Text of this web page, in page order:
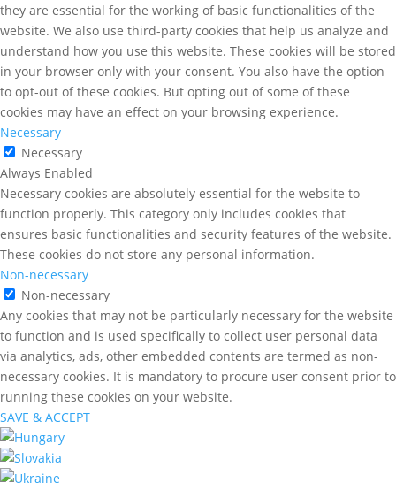
they are essential for the working of basic functionalities of the
website. We also use third-party cookies that help us analyze and
understand how you use this website. These cookies will be stored
in your browser only with your consent. You also have the option
to opt-out of these cookies. But opting out of some of these
cookies may have an effect on your browsing experience.
Necessary
Necessary
Always Enabled
Necessary cookies are absolutely essential for the website to
function properly. This category only includes cookies that
ensures basic functionalities and security features of the website.
These cookies do not store any personal information.
Non-necessary
Non-necessary
Any cookies that may not be particularly necessary for the website
to function and is used specifically to collect user personal data
via analytics, ads, other embedded contents are termed as non-
necessary cookies. It is mandatory to procure user consent prior to
running these cookies on your website.
SAVE & ACCEPT